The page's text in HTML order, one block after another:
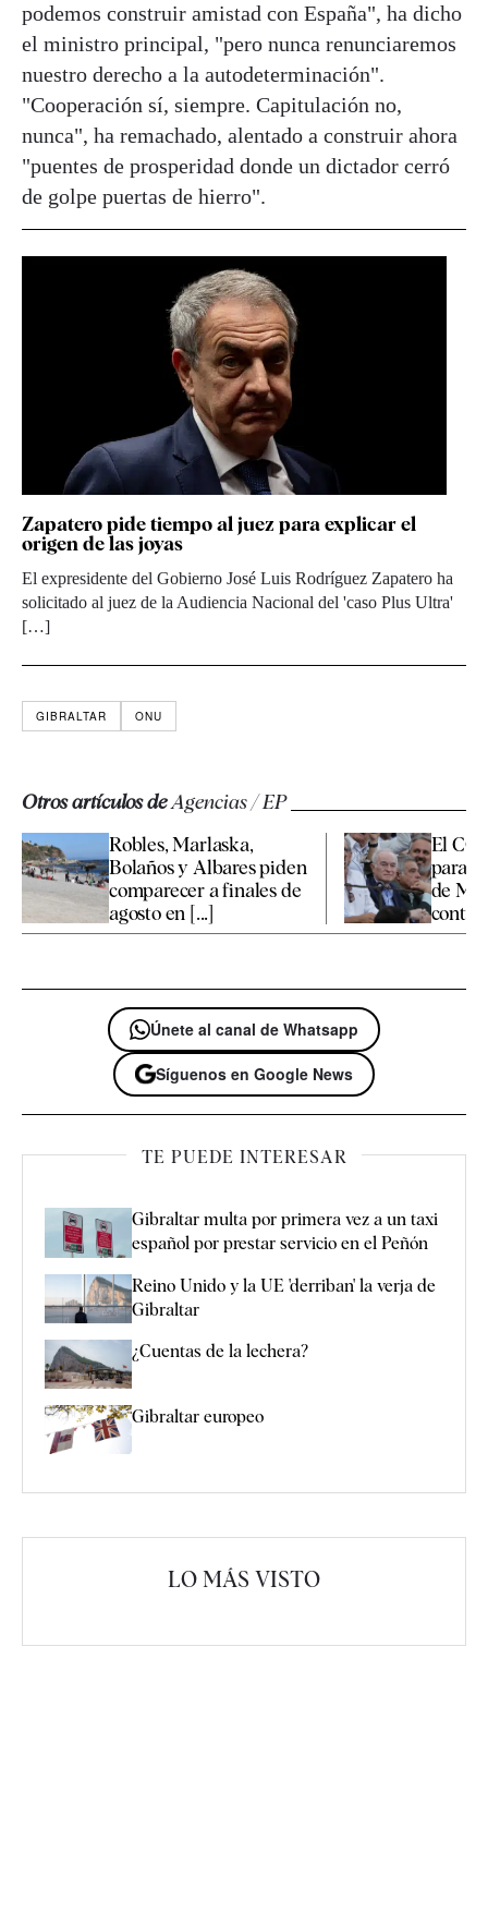
podemos construir amistad con España", ha dicho
el ministro principal, "pero nunca renunciaremos
nuestro derecho a la autodeterminación".
"Cooperación sí, siempre. Capitulación no,
nunca", ha remachado, alentado a construir ahora
"puentes de prosperidad donde un dictador cerró
de golpe puertas de hierro".
Zapatero pide tiempo al juez para explicar el
origen de las joyas
El expresidente del Gobierno José Luis Rodríguez Zapatero ha
solicitado al juez de la Audiencia Nacional del 'caso Plus Ultra'
[…]
GIBRALTAR ONU
Otros artículos deAgencias / EP
Robles, Marlaska,
Bolaños y Albares piden
comparecer a finales de
agosto en [...]
El
para
de
contra
Únete al canal de Whatsapp
Síguenos en Google News
TE PUEDE INTERESAR
Gibraltar multa por primera vez a un taxi
español por prestar servicio en el Peñón
Reino Unido y la UE 'derriban' la verja de
Gibraltar
¿Cuentas de la lechera?
Gibraltar europeo
LO MÁS VISTO